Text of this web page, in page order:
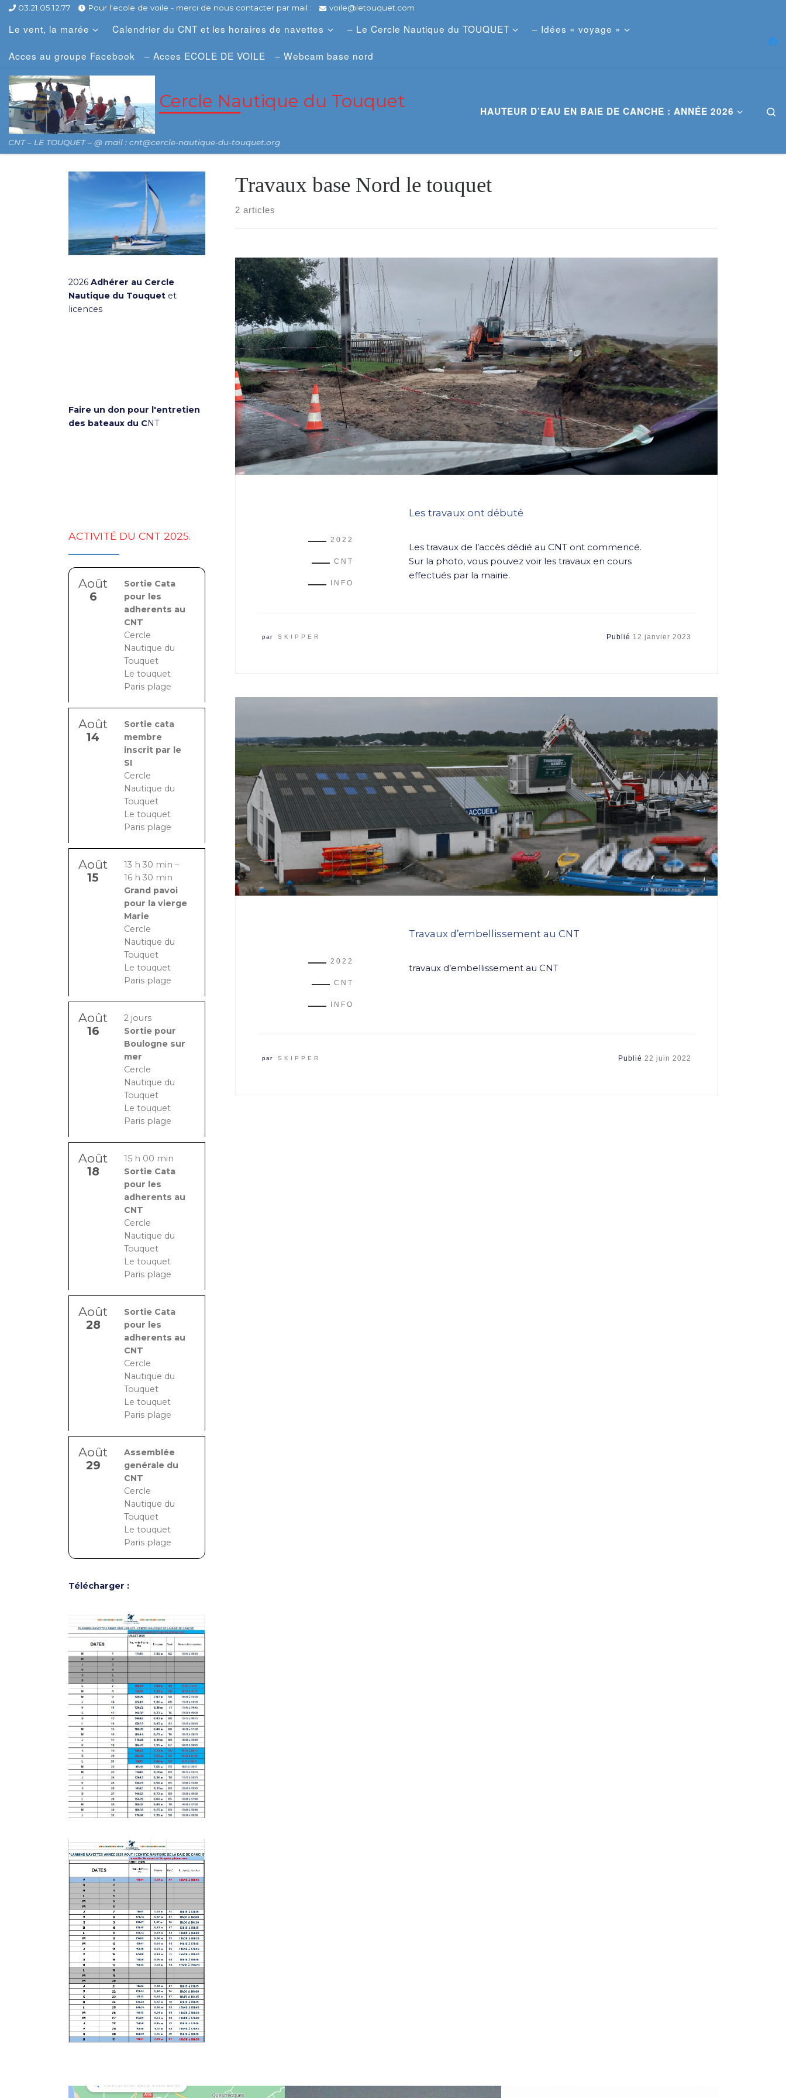
03.21.05.12.77 Pour l'ecole de voile - merci de nous contacter par mail : voile@letouquet.com
Le vent, la marée Calendrier du CNT et les horaires de navettes – Le Cercle Nautique du TOUQUET – Idées « voyage »
Acces au groupe Facebook – Acces ECOLE DE VOILE – Webcam base nord
Cercle Nautique du Touquet
CNT – LE TOUQUET – @ mail : cnt@cercle-nautique-du-touquet.org
HAUTEUR D’EAU EN BAIE DE CANCHE : ANNÉE 2026
Travaux base Nord le touquet
2 articles
Les travaux ont débuté
2022
CNT
INFO
Les travaux de l’accès dédié au CNT ont commencé.
Sur la photo, vous pouvez voir les travaux en cours
effectués par la mairie.
par SKIPPER Publié 12 janvier 2023
Travaux d’embellissement au CNT
2022
CNT
INFO
travaux d’embellissement au CNT
par SKIPPER Publié 22 juin 2022
2026 Adhérer au Cercle
Nautique du Touquet et
licences
Faire un don pour l'entretien
des bateaux du CNT
ACTIVITÉ DU CNT 2025.
Août
6
Sortie Cata
pour les
adherents au
CNT
Cercle
Nautique du
Touquet
Le touquet
Paris plage
Août
14
Sortie cata
membre
inscrit par le
SI
Cercle
Nautique du
Touquet
Le touquet
Paris plage
Août
15
13 h 30 min –
16 h 30 min
Grand pavoi
pour la vierge
Marie
Cercle
Nautique du
Touquet
Le touquet
Paris plage
Août
16
2 jours
Sortie pour
Boulogne sur
mer
Cercle
Nautique du
Touquet
Le touquet
Paris plage
Août
18
15 h 00 min
Sortie Cata
pour les
adherents au
CNT
Cercle
Nautique du
Touquet
Le touquet
Paris plage
Août
28
Sortie Cata
pour les
adherents au
CNT
Cercle
Nautique du
Touquet
Le touquet
Paris plage
Août
29
Assemblée
genérale du
CNT
Cercle
Nautique du
Touquet
Le touquet
Paris plage
Télécharger :